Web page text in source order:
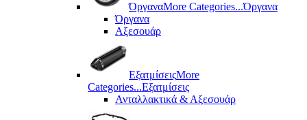
ΌργαναMore Categories...Όργανα
Όργανα
Αξεσουάρ
ΕξατμίσειςMore
Categories...Εξατμίσεις
Ανταλλακτικά & Αξεσουάρ